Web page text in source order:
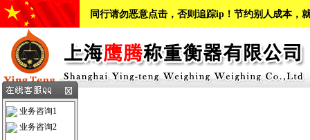
同行请勿恶意点击，否则追踪ip！节约别人成本，
业务咨询1
业务咨询2